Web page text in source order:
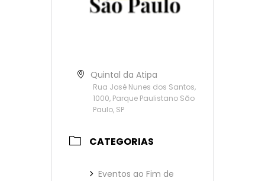
Quintal da Atipa
Rua José Nunes dos Santos,
1000, Parque Paulistano São
Paulo, SP
CATEGORIAS
Eventos ao Fim de